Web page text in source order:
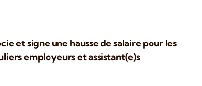
et signe une hausse de salaire pour les
employeurs et assistant(e)s